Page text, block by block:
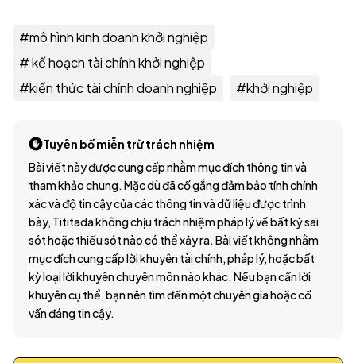
#mô hình kinh doanh khởi nghiệp
#kế hoạch tài chính khởi nghiệp
#kiến thức tài chính doanh nghiệp #khởi nghiệp
Tuyên bố miễn trừ trách nhiệm
Bài viết này được cung cấp nhằm mục đích thông tin và
tham khảo chung. Mặc dù đã cố gắng đảm bảo tính chính
xác và độ tin cậy của các thông tin và dữ liệu được trình
bày, Tititada không chịu trách nhiệm pháp lý về bất kỳ sai
sót hoặc thiếu sót nào có thể xảy ra. Bài viết không nhằm
mục đích cung cấp lời khuyên tài chính, pháp lý, hoặc bất
kỳ loại lời khuyên chuyên môn nào khác. Nếu bạn cần lời
khuyên cụ thể, bạn nên tìm đến một chuyên gia hoặc cố
vấn đáng tin cậy.